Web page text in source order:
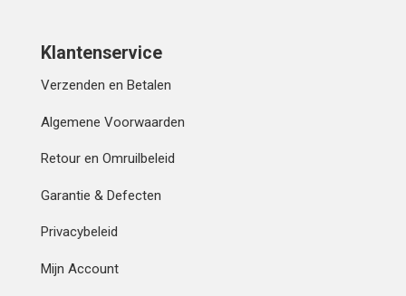
Klantenservice
Verzenden en Betalen
Algemene Voorwaarden
Retour en Omruilbeleid
Garantie & Defecten
Privacybeleid
Mijn Account